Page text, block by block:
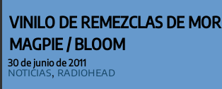
VINILO DE REMEZCLAS DE
MAGPIE / BLOOM
30 de junio de 2011
Noticias, Radiohead